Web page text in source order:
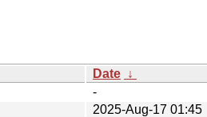
Date ↓
-
2025-Aug-17 01:45